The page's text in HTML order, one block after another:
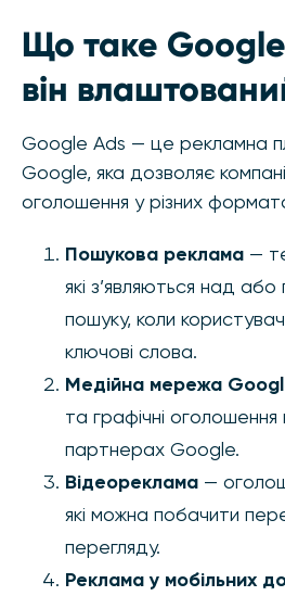
Що таке Google
він
Google Ads — це рекламна
Google, яка дозволяє
оголошення у різних
Пошукова реклама —
які з’являються над
пошуку, коли
ключові слова.
Медійна мережа
та графічні
партнерах Google.
Відеореклама —
які можна побачити
перегляду.
Реклама у мобільних